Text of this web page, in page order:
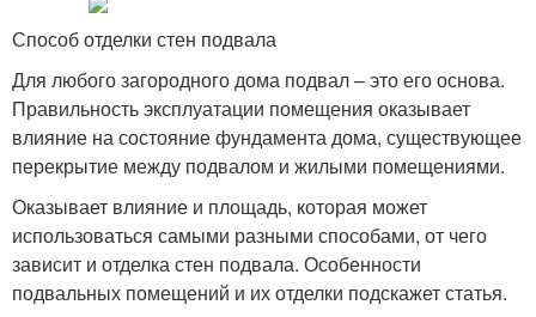
Способ отделки стен подвала
Для любого загородного дома подвал – это его основа.
Правильность эксплуатации помещения оказывает
влияние на состояние фундамента дома, существующее
перекрытие между подвалом и жилыми помещениями.
Оказывает влияние и площадь, которая может
использоваться самыми разными способами, от чего
зависит и отделка стен подвала. Особенности
подвальных помещений и их отделки подскажет статья.